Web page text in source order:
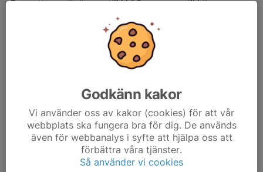
-Receptionen är öppen till kl 19 om man vill köpa en
-Det finns det ju platser i den öppna bokningen då kan
man köpa drop in för 135:- alt om redan har träningskort
här. Detta sker via Friskis &Svettis egen verksamhet.
Dessa platerna är de utöver de 20 vi har köpt.
samt på golvet runt om.
-Ta med vattenflaska å något att torka pannan med.
-Exakt vilka onsdagar kan ni se i vår app. Blir instruktion
sjuk kommer vi maila ut detta .
-Vid jul kommer vissa pass ej ske. Detta informeras via
dessa inbjudningar
Godkänn kakor
Vi använder oss av kakor (cookies) för att vår
webbplats ska fungera bra för dig. De används
även för webbanalys i syfte att hjälpa oss att
förbättra våra tjänster.
Så använder vi cookies